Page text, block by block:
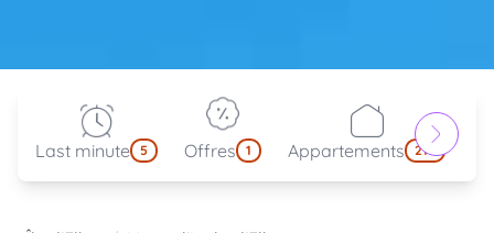
Last minute 5 Offres 1 Appartements 214